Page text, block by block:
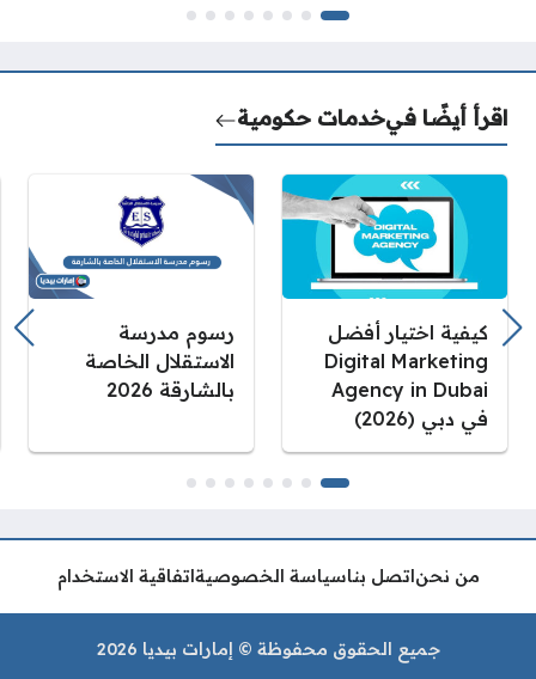
اقرأ أيضًا فيخدمات حكومية
كيفية اختيار أفضل
Digital Marketing
Agency in Dubai
في دبي (2026)
رسوم مدرسة
الاستقلال الخاصة
بالشارقة 2026
من نحن اتصل بناسياسة الخصوصية اتفاقية الاستخدام
جميع الحقوق محفوظة © إمارات بيديا 2026